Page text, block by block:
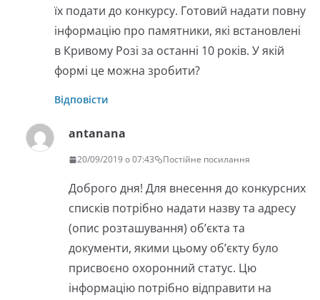
їх подати до конкурсу. Готовий надати повну
інформацію про памятники, які встановлені
в Кривому Розі за останні 10 років. У якій
формі це можна зробити?
Відповісти
antanana
20/09/2019 о 07:43 Постійне посилання
Доброго дня! Для внесення до конкурсних
списків потрібно надати назву та адресу
(опис розташування) об’єкта та
документи, якими цьому об’єкту було
присвоєно охоронний статус. Цю
інформацію потрібно відправити на